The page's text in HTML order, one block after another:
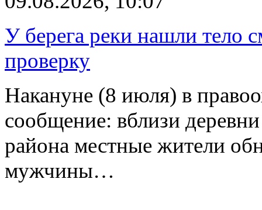
У берега реки нашли тело
проверку
Накануне (8 июля) в
сообщение: вблизи
района местные жители
мужчины…